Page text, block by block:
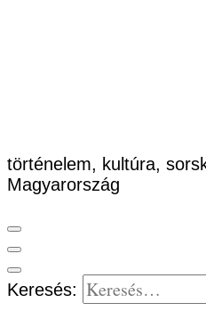
történelem, kultúra,
Magyarország
Keresés: